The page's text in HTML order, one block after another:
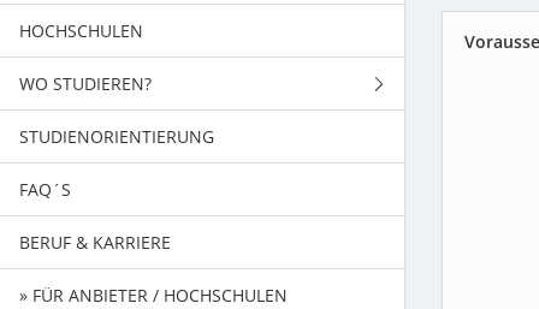
WIRTSCHAFT
EDV - TECHNIK
SPRACHEN / KOMMUNIKATION
PSYCHOLOGIE
GESUNDHEIT / ERFOLG
SCHULABSCHLÜSSE
HOCHSCHULEN
WO STUDIEREN?
BADEN-WÜRTTEMBERG
BAYERN
BERLIN
BRANDENBURG
STUDIENORIENTIERUNG
FAQ´S
BERUF & KARRIERE
» FÜR ANBIETER / HOCHSCHULEN